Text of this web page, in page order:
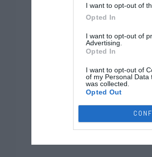
I want to opt-out of
Opted In
I want to opt-out of
Advertising.
Opted In
I want to opt-out of
of my Personal Data
was collected.
Opted Out